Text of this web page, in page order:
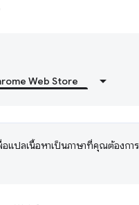
Web Store
อแปลเนื้อหาเป็นภาษาที่คุณต้องกา